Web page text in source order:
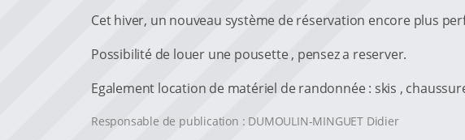
Cet hiver, un nouveau système de réservation encore plus
Possibilité de louer une pousette , pensez a reserver.
Egalement location de matériel de randonnée : skis ,
Responsable de publication : DUMOULIN-MINGUET Didier